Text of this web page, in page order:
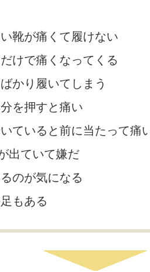
靴が痛くて履けない
けで痛くなってくる
かり履いてしまう
を押すと痛い
ていると前に当たって痛
出ていて嫌だ
のが気になる
もある